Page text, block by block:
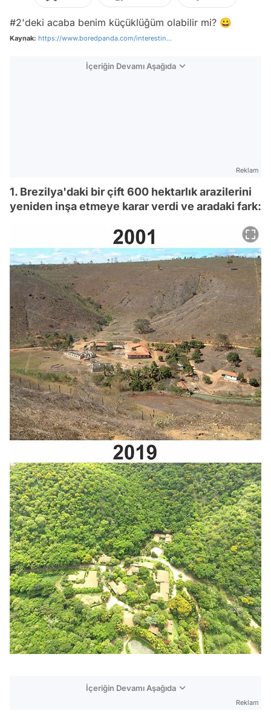
#2'deki acaba benim küçüklüğüm olabilir mi? 😀
Kaynak: https://www.boredpanda.com/interestin...
İçeriğin Devamı Aşağıda
Reklam
1. Brezilya'daki bir çift 600 hektarlık arazilerini
yeniden inşa etmeye karar verdi ve aradaki fark:
İçeriğin Devamı Aşağıda
Reklam